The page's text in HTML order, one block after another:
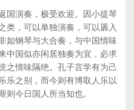
演奏，极受欢迎。因小提琴
类，可以单独演奏，可以羼入
如钢琴与大合奏，与中国情味
中国似亦闲居独奏为宜，必求
之情味隔绝。孔子言学有为己
乐之别，而今则有博取人乐以
则今日国人所当知也。